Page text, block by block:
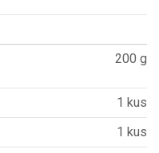
200 g
1 kus
1 kus